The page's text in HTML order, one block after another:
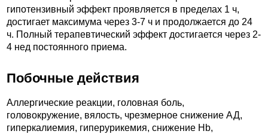
гипотензивный эффект проявляется в пределах 1 ч,
достигает максимума через 3-7 ч и продолжается до 24
ч. Полный терапевтический эффект достигается через 2-
4 нед постоянного приема.
Побочные действия
Аллергические реакции, головная боль,
головокружение, вялость, чрезмерное снижение АД,
гиперкалиемия, гиперурикемия, снижение Hb,